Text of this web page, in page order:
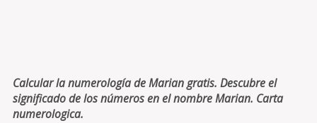
Calcular la numerología de Marian gratis. Descubre el
significado de los números en el nombre Marian. Carta
numerologica.